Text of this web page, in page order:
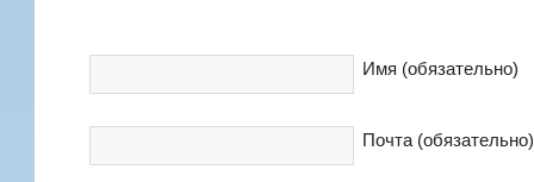
Имя (обязательно)
Почта (обязательно)